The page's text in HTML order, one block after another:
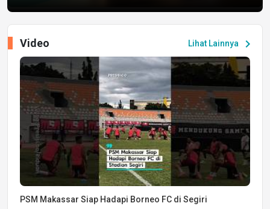
Lihat Lainnya chevron_right
Video
PSM Makassar Siap Hadapi Borneo FC di Segiri